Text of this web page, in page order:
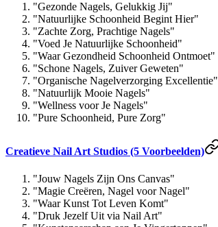
"Gezonde Nagels, Gelukkig Jij"
"Natuurlijke Schoonheid Begint Hier"
"Zachte Zorg, Prachtige Nagels"
"Voed Je Natuurlijke Schoonheid"
"Waar Gezondheid Schoonheid Ontmoet"
"Schone Nagels, Zuiver Geweten"
"Organische Nagelverzorging Excellentie"
"Natuurlijk Mooie Nagels"
"Wellness voor Je Nagels"
"Pure Schoonheid, Pure Zorg"
Creatieve Nail Art Studios (5 Voorbeelden)
"Jouw Nagels Zijn Ons Canvas"
"Magie Creëren, Nagel voor Nagel"
"Waar Kunst Tot Leven Komt"
"Druk Jezelf Uit via Nail Art"